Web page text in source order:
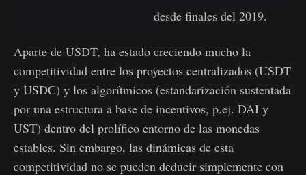
desde finales del 2019.
Aparte de USDT, ha estado creciendo mucho la
competitividad entre los proyectos centralizados (USDT
y USDC) y los algorítmicos (estandarización sustentada
por una estructura a base de incentivos, p.ej. DAI y
UST) dentro del prolífico entorno de las monedas
estables. Sin embargo, las dinámicas de esta
competitividad no se pueden deducir simplemente con